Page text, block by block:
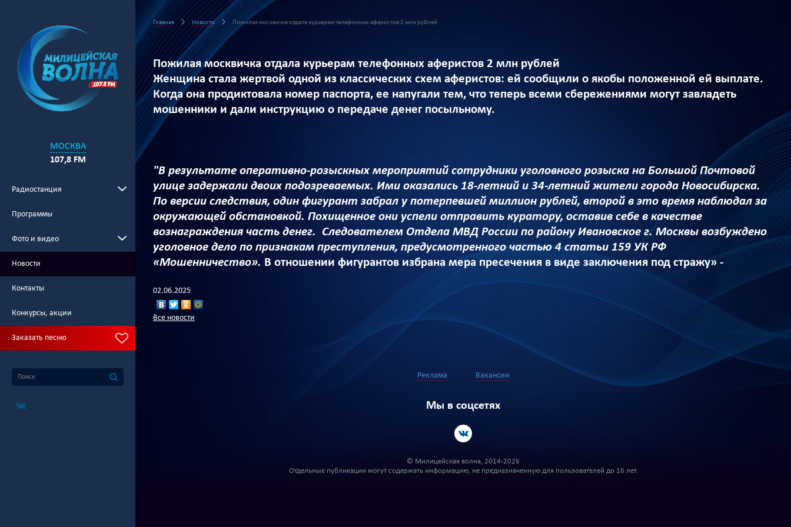
МОСКВА
107,8 FM
Радиостанция
Программы
Фото и видео
Новости
Контакты
Конкурсы, акции
Заказать песню
Главная Новости Пожилая москвичка отдала курьерам телефонных аферистов 2 млн рублей
Пожилая москвичка отдала курьерам телефонных аферистов 2 млн рублей
Женщина стала жертвой одной из классических схем аферистов: ей сообщили о якобы положенной ей выплате.
Когда она продиктовала номер паспорта, ее напугали тем, что теперь всеми сбережениями могут завладеть
мошенники и дали инструкцию о передаче денег посыльному.
"В результате оперативно-розыскных мероприятий сотрудники уголовного розыска на Большой Почтовой
улице задержали двоих подозреваемых. Ими оказались 18-летний и 34-летний жители города Новосибирска.
По версии следствия, один фигурант забрал у потерпевшей миллион рублей, второй в это время наблюдал за
окружающей обстановкой. Похищенное они успели отправить куратору, оставив себе в качестве
вознаграждения часть денег. Следователем Отдела МВД России по району Ивановское г. Москвы возбуждено
уголовное дело по признакам преступления, предусмотренного частью 4 статьи 159 УК РФ
«Мошенничество». В отношении фигурантов избрана мера пресечения в виде заключения под стражу» -
02.06.2025
Все новости
Реклама Вакансии
Мы в соцсетях
© Милицейская волна, 2014-2026
Отдельные публикации могут содержать информацию, не предназначенную для пользователей до 16 лет.